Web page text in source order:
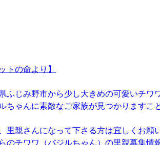
トの命より】
ふじみ野市から少し大きめの可愛いチワ
ちゃんに素敵なご家族が見つかりますこ
里親さんになって下さる方は宜しくお願
のチワワ（バジルちゃん）の里親募集情